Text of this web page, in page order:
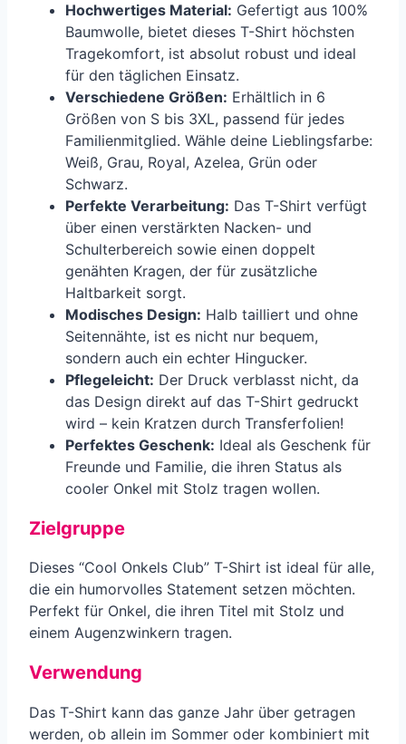
Hochwertiges Material: Gefertigt aus 100%
Baumwolle, bietet dieses T-Shirt höchsten
Tragekomfort, ist absolut robust und ideal
für den täglichen Einsatz.
Verschiedene Größen: Erhältlich in 6
Größen von S bis 3XL, passend für jedes
Familienmitglied. Wähle deine Lieblingsfarbe:
Weiß, Grau, Royal, Azelea, Grün oder
Schwarz.
Perfekte Verarbeitung: Das T-Shirt verfügt
über einen verstärkten Nacken- und
Schulterbereich sowie einen doppelt
genähten Kragen, der für zusätzliche
Haltbarkeit sorgt.
Modisches Design: Halb tailliert und ohne
Seitennähte, ist es nicht nur bequem,
sondern auch ein echter Hingucker.
Pflegeleicht: Der Druck verblasst nicht, da
das Design direkt auf das T-Shirt gedruckt
wird – kein Kratzen durch Transferfolien!
Perfektes Geschenk: Ideal als Geschenk für
Freunde und Familie, die ihren Status als
cooler Onkel mit Stolz tragen wollen.
Zielgruppe
Dieses “Cool Onkels Club” T-Shirt ist ideal für alle,
die ein humorvolles Statement setzen möchten.
Perfekt für Onkel, die ihren Titel mit Stolz und
einem Augenzwinkern tragen.
Verwendung
Das T-Shirt kann das ganze Jahr über getragen
werden, ob allein im Sommer oder kombiniert mit